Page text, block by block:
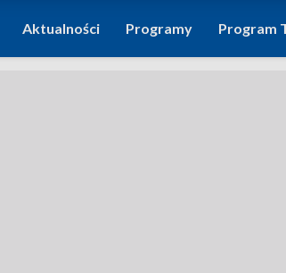
Aktualności Programy Program